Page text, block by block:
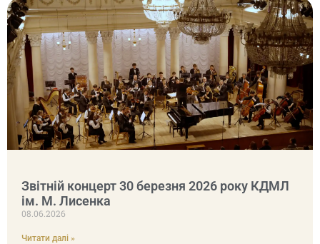
Звітній концерт 30 березня 2026 року КДМЛ
ім. М. Лисенка
08.06.2026
Читати далі »